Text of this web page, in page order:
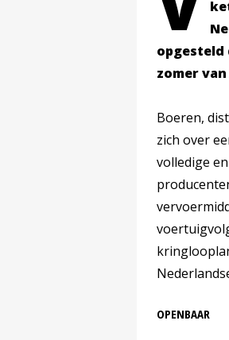
opgesteld
zomer
Boeren,
zich over
volledige
OPENBAAR